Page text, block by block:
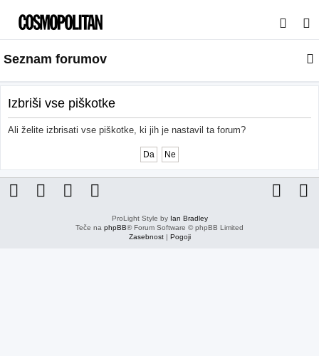
s
a
j
Seznam forumov
Izbriši vse piškotke
Ali želite izbrisati vse piškotke, ki jih je nastavil ta forum?
ProLight Style by Ian Bradley
Teče na phpBB® Forum Software © phpBB Limited
Zasebnost| Pogoji